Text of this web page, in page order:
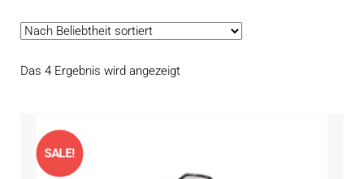
Das 4 Ergebnis wird angezeigtNach
SALE!